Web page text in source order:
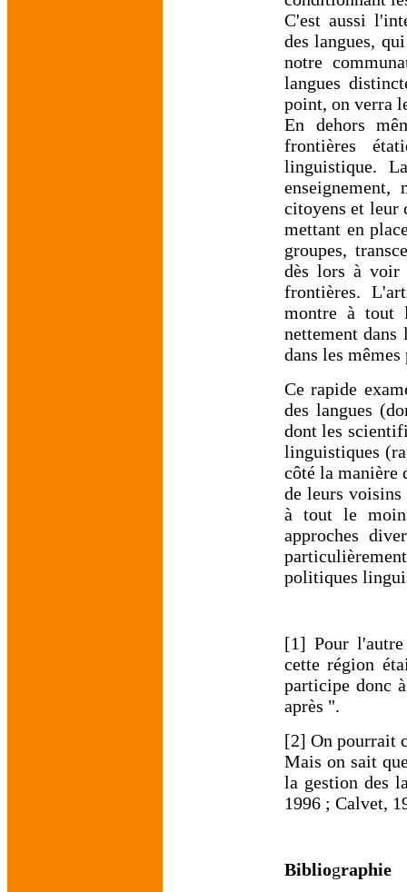
C'est aussi
des langues,
notre
langues
point, on verra
En dehors
frontières
linguistique.
citoyens et leur
mettant en
groupes,
dès lors à voir
frontières.
montre à tout
nettement dans
dans les
Ce rapide
des langues
dont les
linguistiques
côté la manière
de leurs
à tout le
approches
politiques
[1] Pour
cette région
participe donc
après ".
[2] On pourrait
Mais on sait
la gestion des
1996 ; Calvet,
Bibliographie